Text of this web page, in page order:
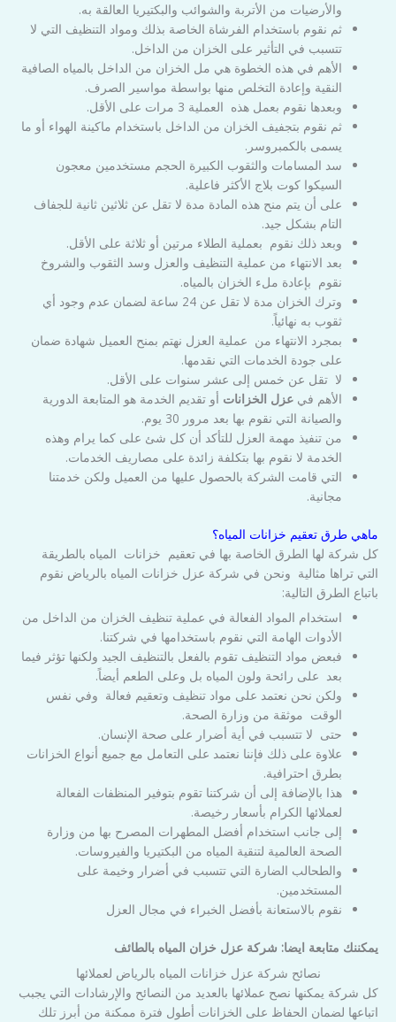
والأرضيات من الأتربة والشوائب والبكتيريا العالقة به.
ثم نقوم باستخدام الفرشاة الخاصة بذلك ومواد التنظيف التي لا
تتسبب في التأثير على الخزان من الداخل.
الأهم في هذه الخطوة هي مل الخزان من الداخل بالمياه الصافية
النقية وإعادة التخلص منها بواسطة مواسير الصرف.
وبعدها نقوم بعمل هذه العملية 3 مرات على الأقل.
ثم نقوم بتجفيف الخزان من الداخل باستخدام ماكينة الهواء أو ما
يسمى بالكمبروسر.
سد المسامات والثقوب الكبيرة الحجم مستخدمين معجون
السيكوا كوت بلاج الأكثر فاعلية.
على أن يتم منح هذه المادة مدة لا تقل عن ثلاثين ثانية للجفاف
التام بشكل جيد.
وبعد ذلك نقوم بعملية الطلاء مرتين أو ثلاثة على الأقل.
بعد الانتهاء من عملية التنظيف والعزل وسد الثقوب والشروخ
نقوم بإعادة ملء الخزان بالمياه.
وترك الخزان مدة لا تقل عن 24 ساعة لضمان عدم وجود أي
ثقوب به نهائياً.
بمجرد الانتهاء من عملية العزل نهتم بمنح العميل شهادة ضمان
على جودة الخدمات التي نقدمها.
لا تقل عن خمس إلى عشر سنوات على الأقل.
الأهم فيعزل الخزانات أو تقديم الخدمة هو المتابعة الدورية
والصيانة التي نقوم بها بعد مرور 30 يوم.
من تنفيذ مهمة العزل للتأكد أن كل شئ على كما يرام وهذه
الخدمة لا نقوم بها بتكلفة زائدة على مصاريف الخدمات.
التي قامت الشركة بالحصول عليها من العميل ولكن خدمتنا
مجانية.
ماهي طرق تعقيم خزانات المياه؟
كل شركة لها الطرق الخاصة بها في تعقيم خزانات المياه بالطريقة
التي تراها مثالية ونحن في شركة عزل خزانات المياه بالرياض نقوم
باتباع الطرق التالية:
استخدام المواد الفعالة في عملية تنظيف الخزان من الداخل من
الأدوات الهامة التي نقوم باستخدامها في شركتنا.
فبعض مواد التنظيف تقوم بالفعل بالتنظيف الجيد ولكنها تؤثر فيما
بعد على رائحة ولون المياه بل وعلى الطعم أيضاً.
ولكن نحن نعتمد على مواد تنظيف وتعقيم فعالة وفي نفس
الوقت موثقة من وزارة الصحة.
حتى لا تتسبب في أية أضرار على صحة الإنسان.
علاوة على ذلك فإننا نعتمد على التعامل مع جميع أنواع الخزانات
بطرق احترافية.
هذا بالإضافة إلى أن شركتنا تقوم بتوفير المنظفات الفعالة
لعملائها الكرام بأسعار رخيصة.
إلى جانب استخدام أفضل المطهرات المصرح بها من وزارة
الصحة العالمية لتنقية المياه من البكتيريا والفيروسات.
والطحالب الضارة التي تتسبب في أضرار وخيمة على
المستخدمين.
نقوم بالاستعانة بأفضل الخبراء في مجال العزل
يمكننك متابعة ايضا: شركة عزل خزان المياه بالطائف
نصائح شركة عزل خزانات المياه بالرياض لعملائها
كل شركة يمكنها نصح عملائها بالعديد من النصائح والإرشادات التي يجبب
اتباعها لضمان الحفاظ على الخزانات أطول فترة ممكنة من أبرز تلك